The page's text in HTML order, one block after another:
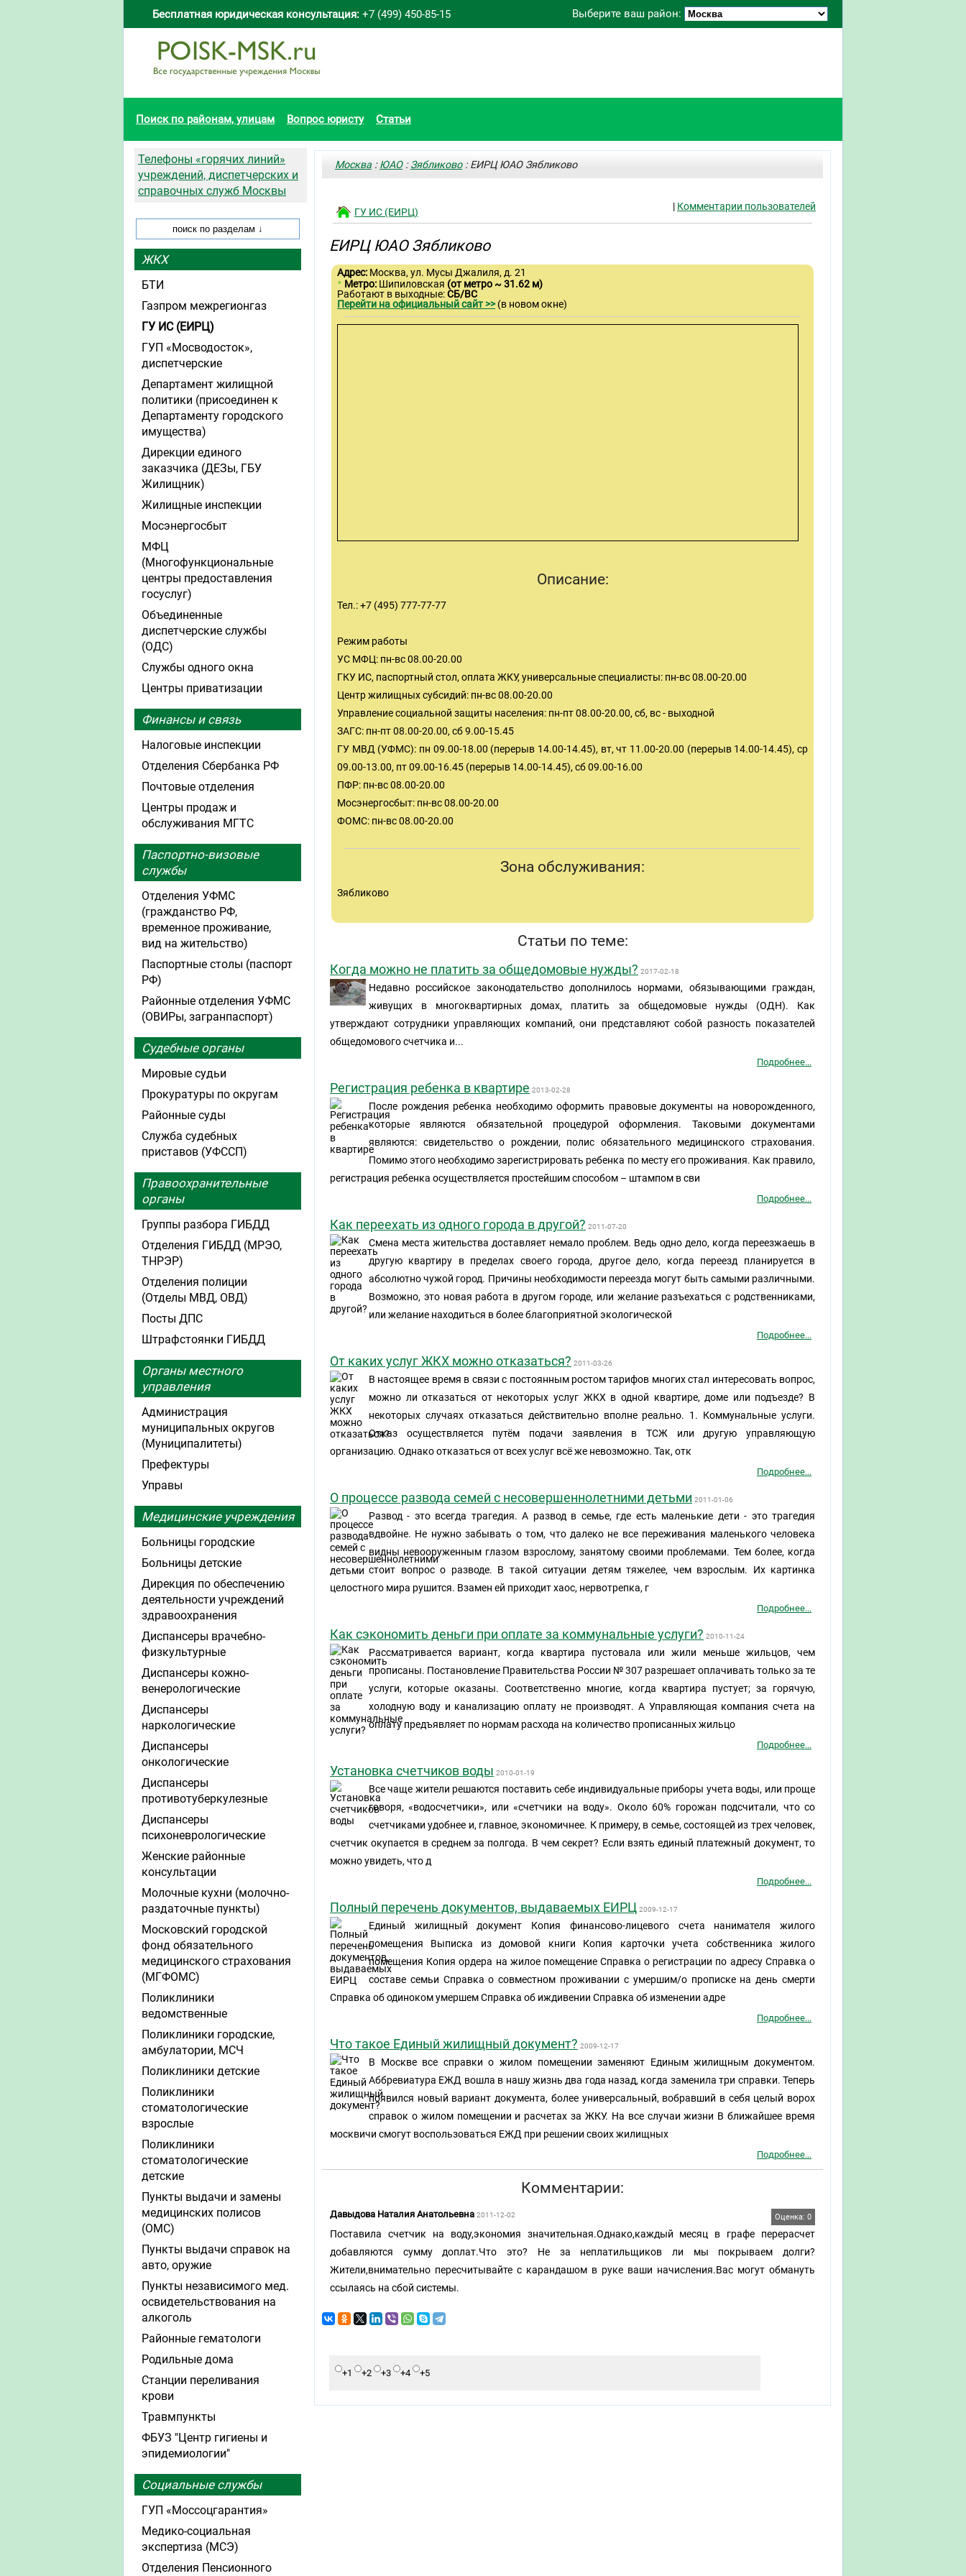
Выберите ваш район:
Бесплатная юридическая консультация: +7 (499) 450-85-15
Поиск по районам, улицам Вопрос юристу Статьи
Москва :ЮАО:Зябликово: ЕИРЦ ЮАО Зябликово
| Комментарии пользователей
ГУ ИС (ЕИРЦ)
ЕИРЦ ЮАО Зябликово
Адрес: Москва, ул. Мусы Джалиля, д. 21
• Метро: Шипиловская (от метро ~ 31.62 м)
Работают в выходные:СБ/ВС
Перейти на официальный сайт >>(в новом окне)
Описание:
Тел.: +7 (495) 777-77-77
Режим работы
УС МФЦ: пн-вс 08.00-20.00
ГКУ ИС, паспортный стол, оплата ЖКУ, универсальные специалисты: пн-вс 08.00-20.00
Центр жилищных субсидий: пн-вс 08.00-20.00
Управление социальной защиты населения: пн-пт 08.00-20.00, сб, вс - выходной
ЗАГС: пн-пт 08.00-20.00, сб 9.00-15.45
ГУ МВД (УФМС): пн 09.00-18.00 (перерыв 14.00-14.45), вт, чт 11.00-20.00 (перерыв 14.00-14.45), ср
09.00-13.00, пт 09.00-16.45 (перерыв 14.00-14.45), сб 09.00-16.00
ПФР: пн-вс 08.00-20.00
Мосэнергосбыт: пн-вс 08.00-20.00
ФОМС: пн-вс 08.00-20.00
Зона обслуживания:
Зябликово
Статьи по теме:
Когда можно не платить за общедомовые нужды? 2017-02-18
Недавно российское законодательство дополнилось нормами, обязывающими граждан,
живущих в многоквартирных домах, платить за общедомовые нужды (ОДН). Как
утверждают сотрудники управляющих компаний, они представляют собой разность показателей
общедомового счетчика и...
Подробнее...
Регистрация ребенка в квартире 2013-02-28
После рождения ребенка необходимо оформить правовые документы на новорожденного,
которые являются обязательной процедурой оформления. Таковыми документами
являются: свидетельство о рождении, полис обязательного медицинского страхования.
Помимо этого необходимо зарегистрировать ребенка по месту его проживания. Как правило,
регистрация ребенка осуществляется простейшим способом – штампом в сви
Подробнее...
Как переехать из одного города в другой? 2011-07-20
Смена места жительства доставляет немало проблем. Ведь одно дело, когда переезжаешь в
другую квартиру в пределах своего города, другое дело, когда переезд планируется в
абсолютно чужой город. Причины необходимости переезда могут быть самыми различными.
Возможно, это новая работа в другом городе, или желание разъехаться с родственниками,
или желание находиться в более благоприятной экологической
Подробнее...
От каких услуг ЖКХ можно отказаться? 2011-03-26
В настоящее время в связи с постоянным ростом тарифов многих стал интересовать вопрос,
можно ли отказаться от некоторых услуг ЖКХ в одной квартире, доме или подъезде? В
некоторых случаях отказаться действительно вполне реально. 1. Коммунальные услуги.
Отказ осуществляется путём подачи заявления в ТСЖ или другую управляющую
организацию. Однако отказаться от всех услуг всё же невозможно. Так, отк
Подробнее...
О процессе развода семей с несовершеннолетними детьми 2011-01-06
Развод - это всегда трагедия. А развод в семье, где есть маленькие дети - это трагедия
вдвойне. Не нужно забывать о том, что далеко не все переживания маленького человека
видны невооруженным глазом взрослому, занятому своими проблемами. Тем более, когда
стоит вопрос о разводе. В такой ситуации детям тяжелее, чем взрослым. Их картинка
целостного мира рушится. Взамен ей приходит хаос, нервотрепка, г
Подробнее...
Как сэкономить деньги при оплате за коммунальные услуги? 2010-11-24
Рассматривается вариант, когда квартира пустовала или жили меньше жильцов, чем
прописаны. Постановление Правительства России № 307 разрешает оплачивать только за те
услуги, которые оказаны. Соответственно многие, когда квартира пустует; за горячую,
холодную воду и канализацию оплату не производят. А Управляющая компания счета на
оплату предъявляет по нормам расхода на количество прописанных жильцо
Подробнее...
Установка счетчиков воды 2010-01-19
Все чаще жители решаются поставить себе индивидуальные приборы учета воды, или проще
говоря, «водосчетчики», или «счетчики на воду». Около 60% горожан подсчитали, что со
счетчиками удобнее и, главное, экономичнее. К примеру, в семье, состоящей из трех человек,
счетчик окупается в среднем за полгода. В чем секрет? Если взять единый платежный документ, то
можно увидеть, что д
Подробнее...
Полный перечень документов, выдаваемых ЕИРЦ 2009-12-17
Единый жилищный документ Копия финансово-лицевого счета нанимателя жилого
помещения Выписка из домовой книги Копия карточки учета собственника жилого
помещения Копия ордера на жилое помещение Справка о регистрации по адресу Справка о
составе семьи Справка о совместном проживании с умершим/о прописке на день смерти
Справка об одиноком умершем Справка об иждивении Справка об изменении адре
Подробнее...
Что такое Единый жилищный документ? 2009-12-17
В Москве все справки о жилом помещении заменяют Единым жилищным документом.
Аббревиатура ЕЖД вошла в нашу жизнь два года назад, когда заменила три справки. Теперь
появился новый вариант документа, более универсальный, вобравший в себя целый ворох
справок о жилом помещении и расчетах за ЖКУ. На все случаи жизни В ближайшее время
москвичи смогут воспользоваться ЕЖД при решении своих жилищных
Подробнее...
Комментарии:
Оценка: 0
Давыдова Наталия Анатольевна 2011-12-02
Поставила счетчик на воду,экономия значительная.Однако,каждый месяц в графе перерасчет
добавляются сумму доплат.Что это? Не за неплатильщиков ли мы покрываем долги?
Жители,внимательно пересчитывайте с карандашом в руке ваши начисления.Вас могут обмануть
ссылаясь на сбой системы.
+1 +2 +3 +4 +5
Телефоны «горячих линий»
учреждений, диспетчерских и
справочных служб Москвы
ЖКХ
БТИ
Газпром межрегионгаз
ГУ ИС (ЕИРЦ)
ГУП «Мосводосток»,
диспетчерские
Департамент жилищной
политики (присоединен к
Департаменту городского
имущества)
Дирекции единого
заказчика (ДЕЗы, ГБУ
Жилищник)
Жилищные инспекции
Мосэнергосбыт
МФЦ
(Многофункциональные
центры предоставления
госуслуг)
Объединенные
диспетчерские службы
(ОДС)
Службы одного окна
Центры приватизации
Финансы и связь
Налоговые инспекции
Отделения Сбербанка РФ
Почтовые отделения
Центры продаж и
обслуживания МГТС
Паспортно-визовые
службы
Отделения УФМС
(гражданство РФ,
временное проживание,
вид на жительство)
Паспортные столы (паспорт
РФ)
Районные отделения УФМС
(ОВИРы, загранпаспорт)
Судебные органы
Мировые судьи
Прокуратуры по округам
Районные суды
Служба судебных
приставов (УФССП)
Правоохранительные
органы
Группы разбора ГИБДД
Отделения ГИБДД (МРЭО,
ТНРЭР)
Отделения полиции
(Отделы МВД, ОВД)
Посты ДПС
Штрафстоянки ГИБДД
Органы местного
управления
Администрация
муниципальных округов
(Муниципалитеты)
Префектуры
Управы
Медицинские учреждения
Больницы городские
Больницы детские
Дирекция по обеспечению
деятельности учреждений
здравоохранения
Диспансеры врачебно-
физкультурные
Диспансеры кожно-
венерологические
Диспансеры
наркологические
Диспансеры
онкологические
Диспансеры
противотуберкулезные
Диспансеры
психоневрологические
Женские районные
консультации
Молочные кухни (молочно-
раздаточные пункты)
Московский городской
фонд обязательного
медицинского страхования
(МГФОМС)
Поликлиники
ведомственные
Поликлиники городские,
амбулатории, МСЧ
Поликлиники детские
Поликлиники
стоматологические
взрослые
Поликлиники
стоматологические
детские
Пункты выдачи и замены
медицинских полисов
(ОМС)
Пункты выдачи справок на
авто, оружие
Пункты независимого мед.
освидетельствования на
алкоголь
Районные гематологи
Родильные дома
Станции переливания
крови
Травмпункты
ФБУЗ "Центр гигиены и
эпидемиологии"
Социальные службы
ГУП «Моссоцгарантия»
Медико-социальная
экспертиза (МСЭ)
Отделения Пенсионного